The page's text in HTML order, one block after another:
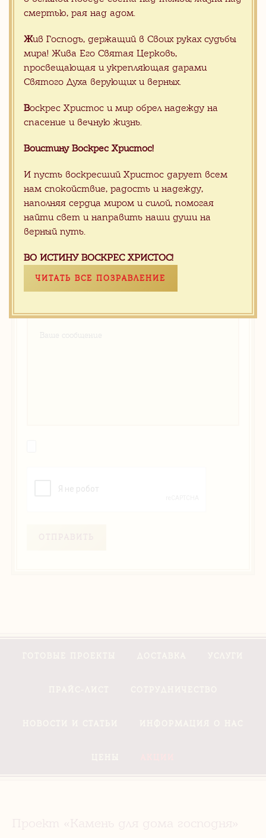
Все наши силы, знания и опыт мы
вкладываем, чтобы каждый приход,
заказ на свое имя прямо из Китая, -
без риска и проблем, связанных с
организацией международной
поставки прямо к вратам храма.
знаете с чего начать?
Отправьте заявку на консультацию с
Вашими пожелания. Мы с радостью
Вам поможем
смертью, рая над адом.
Жив Господь, держащий в Своих руках судьбы
мира! Жива Его Святая Церковь,
просвещающая и укрепляющая дарами
Святого Духа верующих и верных.
Воскрес Христос и мир обрел надежду на
спасение и вечную жизнь.
Воистину Воскрес Христос!
И пусть воскресший Христос дарует всем
нам спокойствие, радость и надежду,
наполняя сердца миром и силой, помогая
найти свет и направить наши души на
верный путь.
ВО ИСТИНУ ВОСКРЕС ХРИСТОС!
ЧИТАТЬ ВСЕ ПОЗРАВЛЕНИЕ